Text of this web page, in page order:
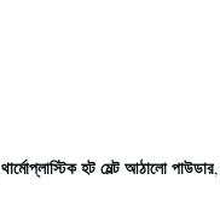
থার্মোপ্লাস্টিক হট মেল্ট আঠালো পাউডার,